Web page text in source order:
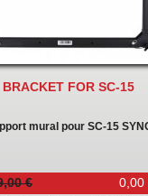
BRACKET FOR SC-15
mural pour SC-15
0,00
€